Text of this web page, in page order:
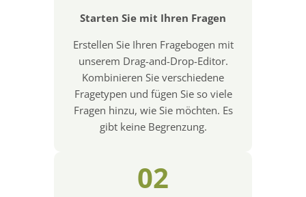
Starten Sie mit Ihren Fragen
Erstellen Sie Ihren Fragebogen mit
unserem Drag-and-Drop-Editor.
Kombinieren Sie verschiedene
Fragetypen und fügen Sie so viele
Fragen hinzu, wie Sie möchten. Es
gibt keine Begrenzung.
02